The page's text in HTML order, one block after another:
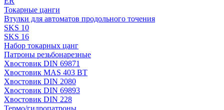
Токарные цанги
Втулки для автоматов продольного точения
SKS 10
SKS 16
Набор токарных цанг
Патроны резьбонарезные
Хвостовик DIN 69871
Хвостовик MAS 403 BT
Хвостовик DIN 2080
Хвостовик DIN 69893
Хвостовик DIN 228
Термо/гидропатроны